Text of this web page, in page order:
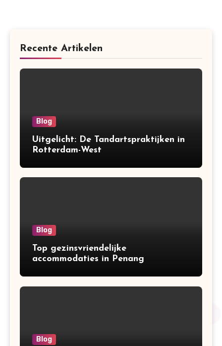
Recente Artikelen
Blog
Uitgelicht: De Tandartspraktijken in
Rotterdam-West
Blog
Top gezinsvriendelijke
accommodaties in Penang
Blog